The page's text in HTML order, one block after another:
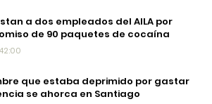
a dos empleados del AILA por
de 90 paquetes de cocaína
que estaba deprimido por gastar
se ahorca en Santiago